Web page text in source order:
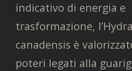
indicativo di energia e
trasformazione,
canadensis è
poteri legati alla